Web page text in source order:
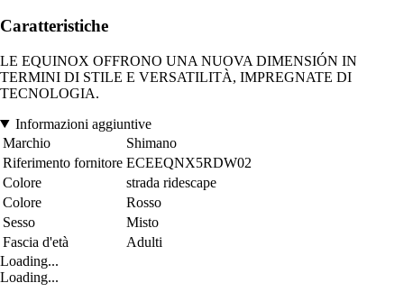
Caratteristiche
LE EQUINOX OFFRONO UNA NUOVA DIMENSIÓN IN
TERMINI DI STILE E VERSATILITÀ, IMPREGNATE DI
TECNOLOGIA.
Informazioni aggiuntive
Marchio
Shimano
Riferimento fornitore ECEEQNX5RDW02
Colore
strada ridescape
Colore
Rosso
Sesso
Misto
Fascia d'età
Adulti
Loading...
Loading...